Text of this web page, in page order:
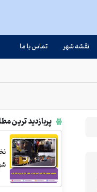
نقشه شهر تماس با ما
پربازدید ترین